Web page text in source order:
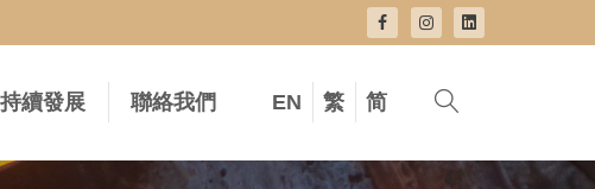
持續發展 聯絡我們 EN 繁 简